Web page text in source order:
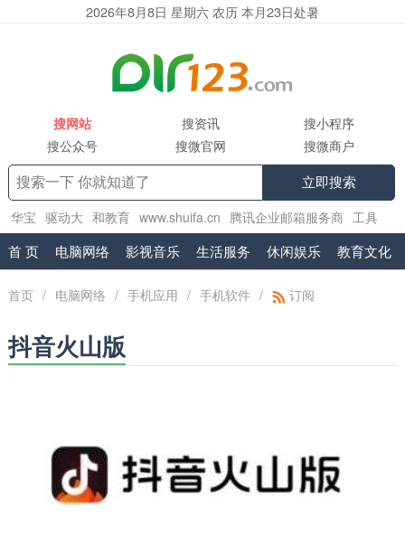
2026年8月8日 星期六 农历 本月23日处暑
搜网站 搜资讯
搜小程序
搜公众号
搜微官网 搜微商户
立即搜索
华宝 驱动大 和教育 www.shuifa.cn 腾讯企业邮箱服务商 工具
精品小说网 .vr exmail.pro
首 页 电脑网络 影视音乐 生活服务 休闲娱乐 教育文化
首页 / 电脑网络 / 手机应用 / 手机软件 / 订阅
抖音火山版